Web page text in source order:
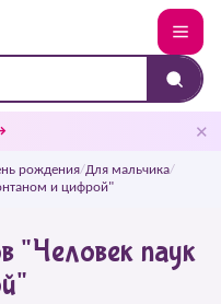
✕
рождения/Для мальчика/
и цифрой"
"Человек паук